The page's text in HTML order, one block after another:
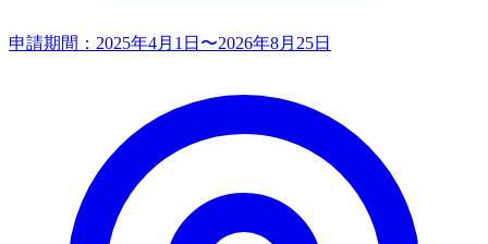
申請期間： 2025年4月1日〜2026年8月25日